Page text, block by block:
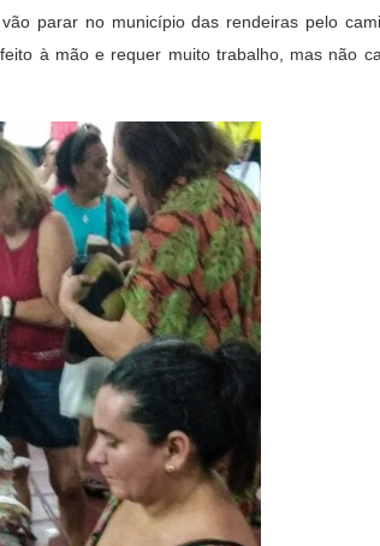
parar no município das rendeiras pelo
à mão e requer muito trabalho, mas não